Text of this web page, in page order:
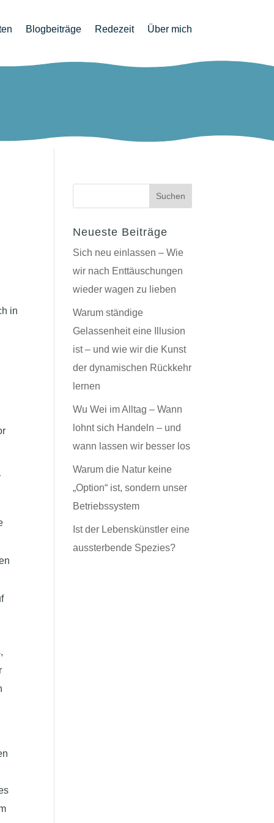
Blogbeiträge Redezeit Über mich
in
Neueste Beiträge
Sich neu einlassen – Wie
wir nach Enttäuschungen
wieder wagen zu lieben
Warum ständige
Gelassenheit eine Illusion
ist – und wie wir die Kunst
der dynamischen Rückkehr
lernen
Wu Wei im Alltag – Wann
lohnt sich Handeln – und
wann lassen wir besser los
Warum die Natur keine
„Option“ ist, sondern unser
Betriebssystem
Ist der Lebenskünstler eine
aussterbende Spezies?